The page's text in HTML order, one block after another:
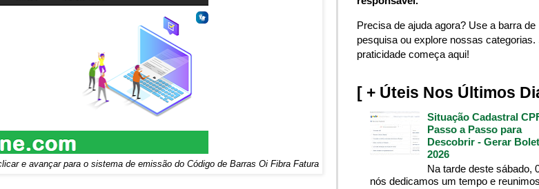
e avançar para o sistema de emissão do Código de Barras Oi Fibra Fatura
Precisa de ajuda agora? Use a barra de
pesquisa ou explore nossas categorias.
praticidade começa aqui!
[ + Úteis Nos Últimos
Situação Cadastral
Passo a Passo para
Descobrir - Gerar
2026
Na tarde deste sábado,
nós dedicamos um tempo e